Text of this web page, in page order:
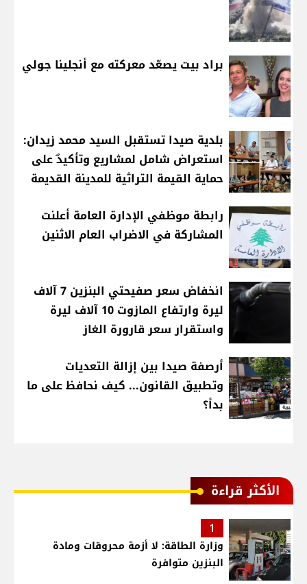
براد بيت يصعّد معركته مع أنجلينا جولي
بلدية صيدا تستقبل السيد محمد زيدان:
استعراض شامل لمشاريع وتأكيدٌ على
حماية القيمة التراثية للمدينة القديمة
رابطة موظفي الإدارة العامة أعلنت
المشاركة في الاضراب العام الاثنين
انخفاض سعر صفيحتي البنزين 7 آلاف
ليرة وارتفاع المازوت 10 آلاف ليرة
واستقرار سعر قارورة الغاز
أرصفة صيدا بين إزالة التعديات
وتطبيق القانون... كيف نحافظ على ما
بدأ؟
الأكثر قراءة
1
وزارة الطاقة: لا أزمة محروقات ومادة
البنزين متوافرة